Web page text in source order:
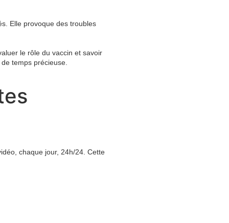
Elle provoque des troubles
le rôle du vaccin et savoir
temps précieuse.
chaque jour, 24h/24. Cette